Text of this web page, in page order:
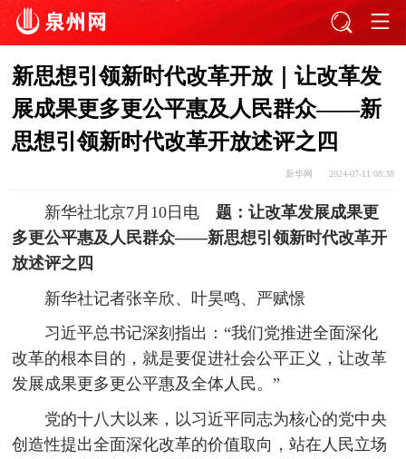
新思想引领新时代改革开放｜让改革发
展成果更多更公平惠及人民群众——新
思想引领新时代改革开放述评之四
新华网 2024-07-11 08:38
新华社北京7月10日电 题：让改革发展成果更
多更公平惠及人民群众——新思想引领新时代改革开
放述评之四
新华社记者张辛欣、叶昊鸣、严赋憬
习近平总书记深刻指出：“我们党推进全面深化
改革的根本目的，就是要促进社会公平正义，让改革
发展成果更多更公平惠及全体人民。”
党的十八大以来，以习近平同志为核心的党中央
创造性提出全面深化改革的价值取向，站在人民立场